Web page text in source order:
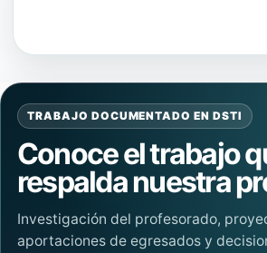
TRABAJO DOCUMENTADO EN DSTI
Conoce el trabajo
respalda nuestra
Investigación del profesorado,
aportaciones de egresados y